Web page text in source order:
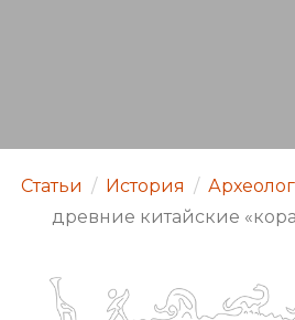
Статьи / История /
древние китайские